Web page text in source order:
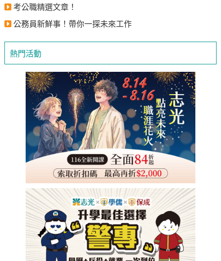
考公職精選文章！
公務員新鮮事！帶你一探未來工作
熱門活動